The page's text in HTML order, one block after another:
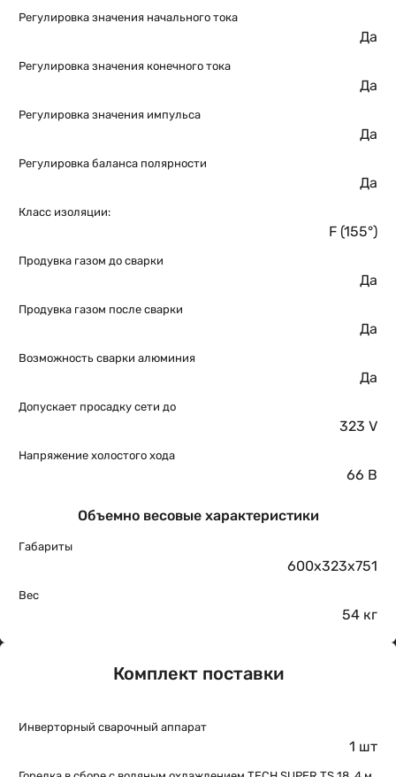
Регулировка значения начального тока
Да
Регулировка значения конечного тока
Да
Регулировка значения импульса
Да
Регулировка баланса полярности
Да
Класс изоляции:
F (155°)
Продувка газом до сварки
Да
Продувка газом после сварки
Да
Возможность сварки алюминия
Да
Допускает просадку сети до
323 V
Напряжение холостого хода
66 В
Объемно весовые характеристики
Габариты
600x323x751
Вес
54 кг
Комплект поставки
Инверторный сварочный аппарат
1 шт